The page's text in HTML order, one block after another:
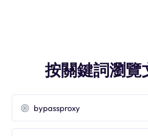
按關鍵詞瀏覽
bypassproxy